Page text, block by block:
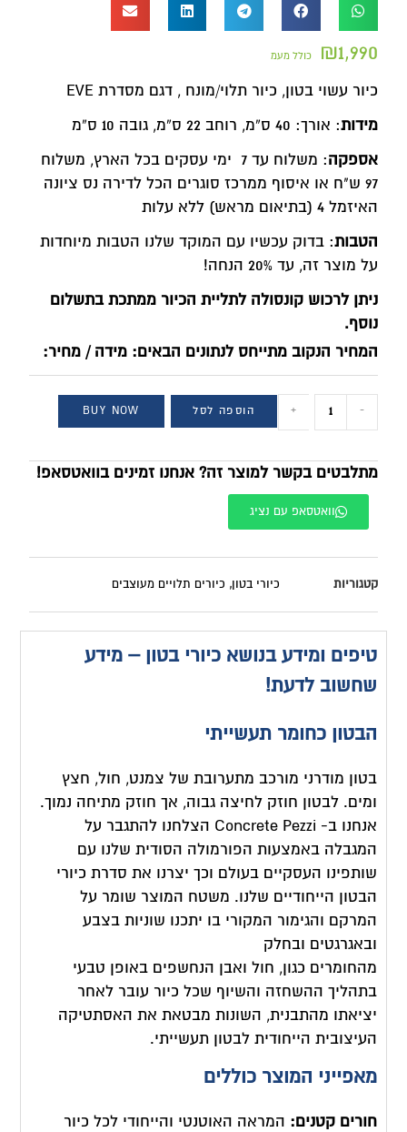
₪1,990 כולל מעמ
כיור עשוי בטון, כיור תלוי/מונח , דגם מסדרת EVE
מידות: אורך: 40 ס”מ, רוחב 22 ס”מ, גובה 10 ס”מ
אספקה
: משלוח עד 7 ימי עסקים בכל הארץ, משלוח
97 ש"ח או איסוף ממרכז סוגרים הכל לדירה נס ציונה
האיזמל 4 (בתיאום מראש) ללא עלות
הטבות: בדוק עכשיו עם המוקד שלנו הטבות מיוחדות
על מוצר זה, עד 20% הנחה!
ניתן לרכוש קונסולה לתליית הכיור ממתכת בתשלום
נוסף.
המחיר הנקוב מתייחס לנתונים הבאים: מידה / מחיר:
-
+ הוספה לסל BUY NOW
מתלבטים בקשר למוצר זה? אנחנו זמינים בוואטסאפ!
וואטסאפ עם נציג
קטגוריות כיורי בטון, כיורים תלויים מעוצבים
טיפים ומידע בנושא כיורי בטון – מידע
שחשוב לדעת!
הבטון כחומר תעשייתי
בטון מודרני מורכב מתערובת של צמנט, חול, חצץ
ומים. לבטון חוזק לחיצה גבוה, אך חוזק מתיחה נמוך.
אנחנו ב- Concrete Pezzi הצלחנו להתגבר על
המגבלה באמצעות הפורמולה הסודית שלנו עם
שותפינו העסקיים בעולם וכך יצרנו את סדרת כיורי
הבטון הייחודיים שלנו. משטח המוצר שומר על
המרקם והגימור המקורי בו יתכנו שוניות בצבע
ובאגרגטים ובחלק
מהחומרים כגון, חול ואבן הנחשפים באופן טבעי
בתהליך ההשחזה והשיוף שכל כיור עובר לאחר
יציאתו מהתבנית, השונות מבטאת את האסתטיקה
העיצובית הייחודית לבטון תעשייתי.
מאפייני המוצר כוללים
חורים קטנים: המראה האוטנטי והייחודי לכל כיור